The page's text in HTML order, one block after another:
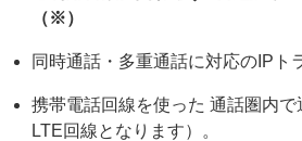
（※）
同時通話・多重通話に対応のIPト
携帯電話回線を使った 通話圏内
LTE回線となります）。